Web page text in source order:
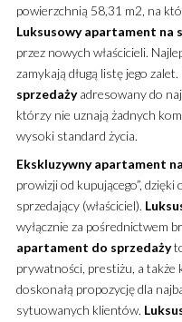
powierzchnią 58,31 m2, na
Luksusowy apartament na
przez nowych właścicieli.
zamykają długą listę jego zalet.
sprzedażyadresowany do
którzy nie uznają żadnych
wysoki standard życia.
Ekskluzywny apartament
prowizji od kupującego”,
sprzedający (właściciel).
wyłącznie za pośrednictwem
apartament do sprzedaży
prywatności, prestiżu, a
doskonałą propozycję dla
sytuowanych klientów.